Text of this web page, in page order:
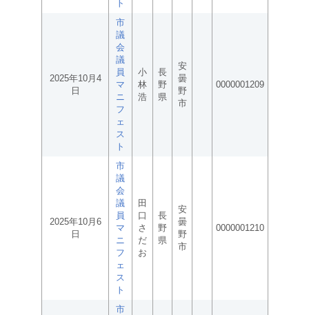
ト
2025年10月4
日
市
議
会
議
員
マ
ニ
フ
ェ
ス
ト
小
林
浩
長
野
県
安
曇
野
市
0000001209
2025年10月6
日
市
議
会
議
員
マ
ニ
フ
ェ
ス
ト
田
口
さ
だ
お
長
野
県
安
曇
野
市
0000001210
市